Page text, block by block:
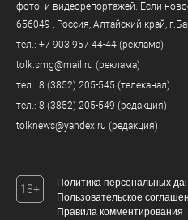
фото- и видеорепортажей. Если
656049 , Россия, Алтайский край, г.
тел.: +7 903 957 44-44 (реклама)
tolk.smg@mail.ru (реклама)
тел.: 8 (3852) 205-545 (телеканал)
тел.: 8 (3852) 205-549 (редакция)
tolknews@yandex.ru (редакция)
18+
Политика персональных
Пользовательское
Правила комментирования